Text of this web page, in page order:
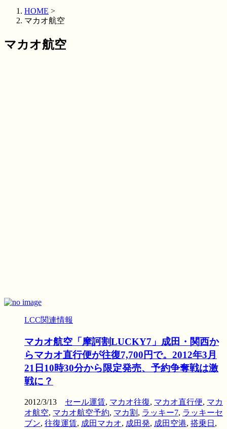
HOME >
マカオ航空
マカオ航空
LCC関連情報
マカオ航空「摩訶割LUCKY7」成田・関西か
らマカオ直行便が往復7,700円で。2012年3月
21日10時30分から限定発売、予約争奪戦は激
戦に？
2012/3/13 セール運賃, マカオ往復, マカオ直行便, マカ
オ航空, マカオ航空予約, マカ割 , ラッキー7, ラッキーセ
ブン, 往復運賃, 成田マカオ, 成田発, 成田空港, 搭乗日 ,